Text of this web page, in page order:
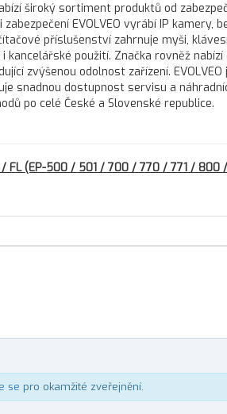
široký sortiment produktů od
EVOLVEO vyrábí IP kamery,
příslušenství zahrnuje myši,
použití. Značka rovněž nabízí
zvýšenou odolnost zařízení. EVOLVEO
snadnou dostupnost servisu a
po celé České a Slovenské republice.
/ FL (EP-500 / 501 / 700 / 770 / 771 / 800
se pro okamžité zveřejnění.